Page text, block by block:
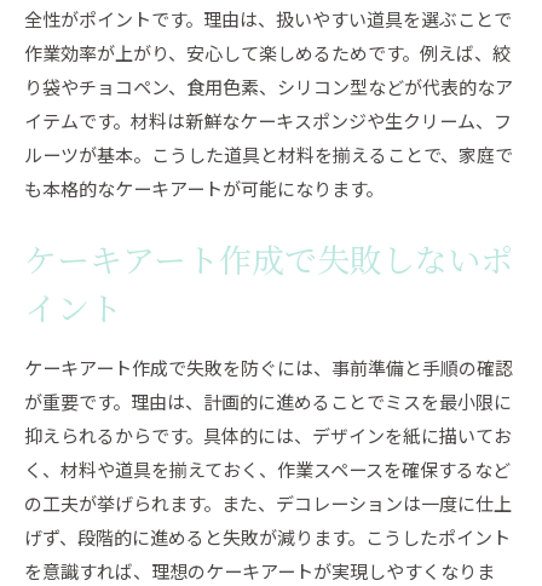
全性がポイントです。理由は、扱いやすい道具を選ぶことで
作業効率が上がり、安心して楽しめるためです。例えば、絞
り袋やチョコペン、食用色素、シリコン型などが代表的なア
イテムです。材料は新鮮なケーキスポンジや生クリーム、フ
ルーツが基本。こうした道具と材料を揃えることで、家庭で
も本格的なケーキアートが可能になります。
ケーキアート作成で失敗しないポ
イント
ケーキアート作成で失敗を防ぐには、事前準備と手順の確認
が重要です。理由は、計画的に進めることでミスを最小限に
抑えられるからです。具体的には、デザインを紙に描いてお
く、材料や道具を揃えておく、作業スペースを確保するなど
の工夫が挙げられます。また、デコレーションは一度に仕上
げず、段階的に進めると失敗が減ります。こうしたポイント
を意識すれば、理想のケーキアートが実現しやすくなりま